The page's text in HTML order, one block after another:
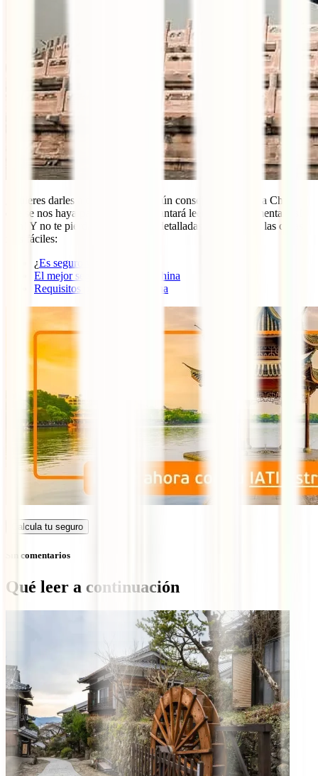
¿Quieres darles a otros viajeros algún consejo para viajar a China
que se nos haya pasado? ¡Nos encantará leerte en los comentarios!
¡Ah! Y no te pierdas estas 3 guías detalladas que pondrán las cosas
más fáciles:
¿Es seguro viajar a China
El mejor seguro de viaje a China
Requisitos para viajar a China
Calcula tu seguro
Sin comentarios
Qué leer a continuación